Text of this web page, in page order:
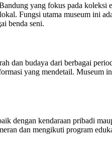
yang fokus pada
Fungsi utama museum ini
benda seni.
dan budaya dari berbagai
yang mendetail.
dengan kendaraan pribadi
dan mengikuti program